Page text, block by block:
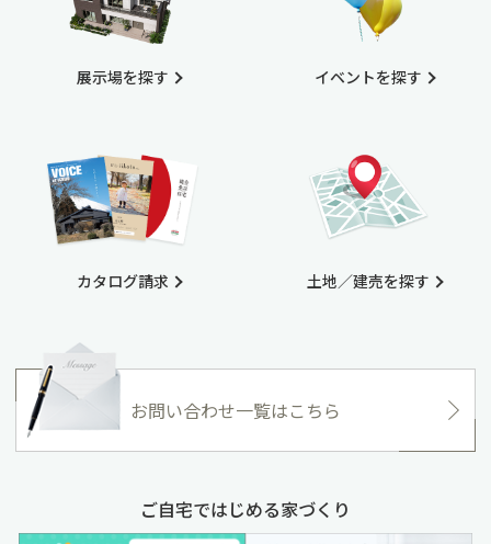
展示場を探す
カタログ請求
イベントを探す
土地／建売を探す
お問い合わせ一覧はこちら
ご自宅ではじめる家づくり